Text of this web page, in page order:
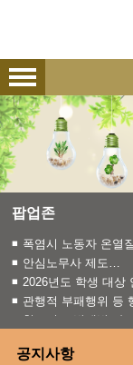
팝업존
청소년 도박예방 카드뉴스
관행적 부패행위 등 행동
2026년도 학생 대상 안
안심노무사 제도 홍보
폭염시 노동자 온열질환
공지사항